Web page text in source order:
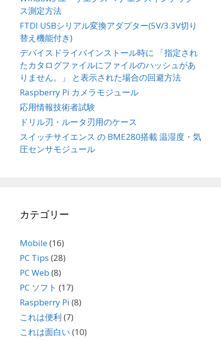
ス測定方法
FTDI USBシリアル変換アダプター(5V/3.3V切り
替え機能付き)
デバイスドライバインストール時に 「指定され
たカタログファイルにファイルのハッシュがあ
りません。」 と表示された場合の回避方法
Raspberry Pi カメラモジュール
応用情報技術者試験
ドリル刃・ルータ刃用のケース
スイッチサイエンス の BME280搭載 温湿度・気
圧センサモジュール
カテゴリー
Mobile(16)
PC Tips (28)
PC Web (8)
PC ソフト (17)
Raspberry Pi (8)
これは便利 (7)
これは面白い (10)